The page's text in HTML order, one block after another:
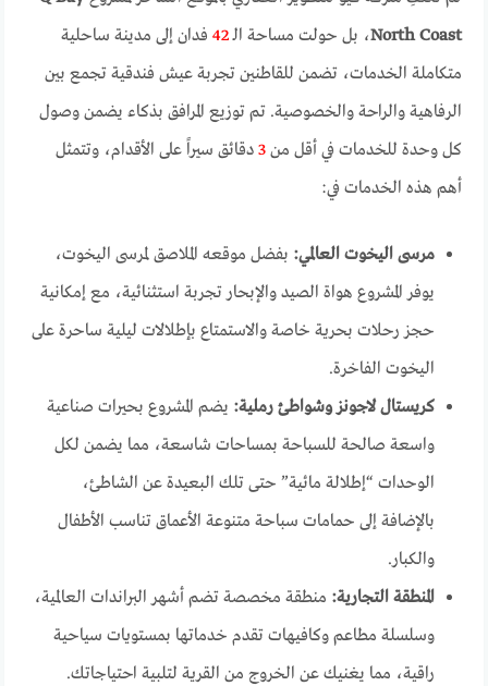
North Coast، بل حولت مساحة الـ42 فدان إلى مدينة ساحلية
متكاملة الخدمات، تضمن للقاطنين تجربة عيش فندقية تجمع بين
الرفاهية والراحة والخصوصية. تم توزيع المرافق بذكاء يضمن وصول
كل وحدة للخدمات في أقل من3 دقائق سيراً على الأقدام، وتتمثل
أهم هذه الخدمات في:
مرسى اليخوت العالمي: بفضل موقعه الملاصق لمرسى اليخوت،
يوفر المشروع هواة الصيد والإبحار تجربة استثنائية، مع إمكانية
حجز رحلات بحرية خاصة والاستمتاع بإطلالات ليلية ساحرة على
اليخوت الفاخرة.
كريستال لاجونز وشواطئ رملية: يضم المشروع بحيرات صناعية
واسعة صالحة للسباحة بمساحات شاسعة، مما يضمن لكل
الوحدات “إطلالة مائية” حتى تلك البعيدة عن الشاطئ،
بالإضافة إلى حمامات سباحة متنوعة الأعماق تناسب الأطفال
والكبار.
المنطقة التجارية: منطقة مخصصة تضم أشهر البراندات العالمية،
وسلسلة مطاعم وكافيهات تقدم خدماتها بمستويات سياحية
راقية، مما يغنيك عن الخروج من القرية لتلبية احتياجاتك.